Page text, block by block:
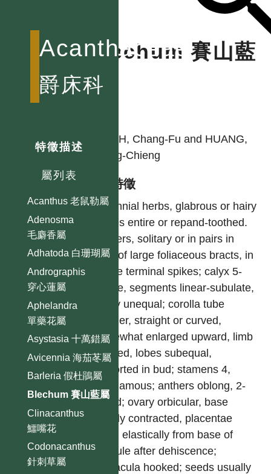
Acanthaceae
爵床科
特徵描述
屬列表
Acanthus 老鼠勒屬
Adenosma
毛麝香屬
Adhatoda 白珊瑚屬
Andrographis
穿心蓮屬
Aphelandra
單藥花屬
Asystasia 十萬錯屬
Avicennia 海茄苳屬
Barleria 假杜鵑屬
Blechum 賽山藍屬
Clinacanthus
鱷嘴花
Codonacanthus
針刺草屬
Blechum 賽山藍
屬
HSIEH, Chang-Fu and HUANG,
Tseng-Chieng
型態特徵
Perennial herbs, glabrous or hairy
leaves entire or repand-toothed.
Flowers, solitary or in pairs in
axils of large foliaceous bracts, in
dense terminal spikes; calyx 5-
partite, segments linear-subulate,
rarely unequal; corolla tube
slender, straight or curved,
somewhat enlarged upward, limb
5-lobed, lobes subequal,
contorted in bud; stamens 4,
didynamous; anthers oblong, 2-
celled; ovary orbicular, base
shortly contracted, placentae
rising elastically from base of
capsule after dehiscence;
retinacula hooked; seeds usually